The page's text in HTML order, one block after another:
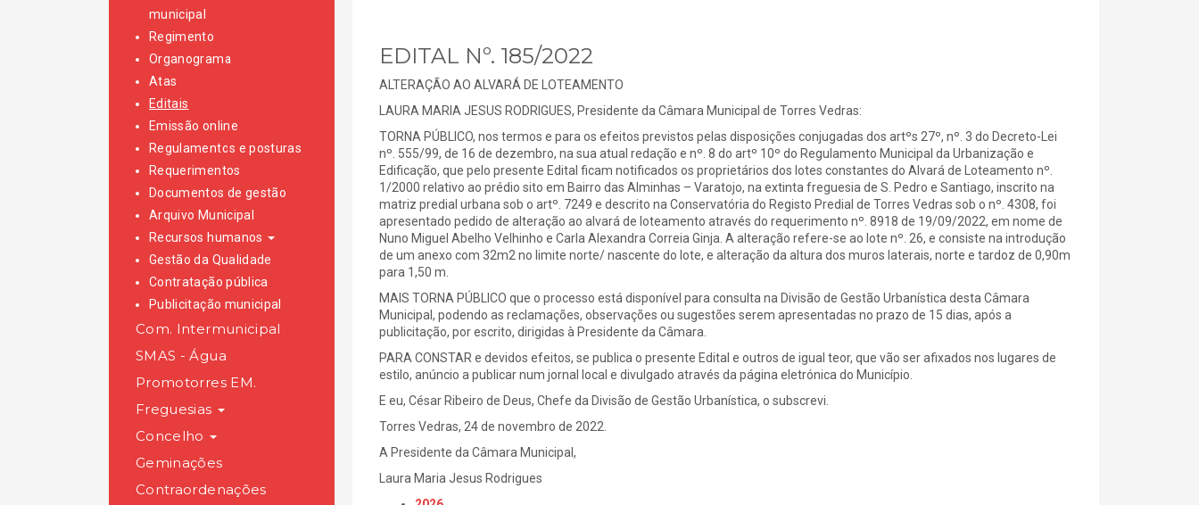
municipal
Regimento
Organograma
Atas
Editais
Emissão online
Regulamentos e posturas
Requerimentos
Documentos de gestão
Arquivo Municipal
Recursos humanos
Gestão da Qualidade
Contratação pública
Publicitação municipal
Com. Intermunicipal
SMAS - Água
Promotorres EM.
Freguesias
Concelho
Geminações
Contraordenações
EDITAL Nº. 185/2022
ALTERAÇÃO AO ALVARÁ DE LOTEAMENTO
LAURA MARIA JESUS RODRIGUES, Presidente da Câmara Municipal de Torres Vedras:
TORNA PÚBLICO, nos termos e para os efeitos previstos pelas disposições conjugadas dos artºs 27º, nº. 3 do Decreto-Lei
nº. 555/99, de 16 de dezembro, na sua atual redação e nº. 8 do artº 10º do Regulamento Municipal da Urbanização e
Edificação, que pelo presente Edital ficam notificados os proprietários dos lotes constantes do Alvará de Loteamento nº.
1/2000 relativo ao prédio sito em Bairro das Alminhas – Varatojo, na extinta freguesia de S. Pedro e Santiago, inscrito na
matriz predial urbana sob o artº. 7249 e descrito na Conservatória do Registo Predial de Torres Vedras sob o nº. 4308, foi
apresentado pedido de alteração ao alvará de loteamento através do requerimento nº. 8918 de 19/09/2022, em nome de
Nuno Miguel Abelho Velhinho e Carla Alexandra Correia Ginja. A alteração refere-se ao lote nº. 26, e consiste na introdução
de um anexo com 32m2 no limite norte/ nascente do lote, e alteração da altura dos muros laterais, norte e tardoz de 0,90m
para 1,50 m.
MAIS TORNA PÚBLICO que o processo está disponível para consulta na Divisão de Gestão Urbanística desta Câmara
Municipal, podendo as reclamações, observações ou sugestões serem apresentadas no prazo de 15 dias, após a
publicitação, por escrito, dirigidas à Presidente da Câmara.
PARA CONSTAR e devidos efeitos, se publica o presente Edital e outros de igual teor, que vão ser afixados nos lugares de
estilo, anúncio a publicar num jornal local e divulgado através da página eletrónica do Município.
E eu, César Ribeiro de Deus, Chefe da Divisão de Gestão Urbanística, o subscrevi.
Torres Vedras, 24 de novembro de 2022.
A Presidente da Câmara Municipal,
Laura Maria Jesus Rodrigues